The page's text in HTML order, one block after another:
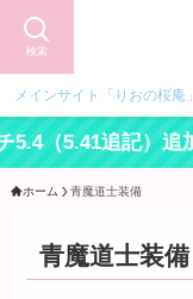
検索
メインサイト「りおの桜庵
（5.41追記）追
ホーム 青魔道士装備
青魔道士装備